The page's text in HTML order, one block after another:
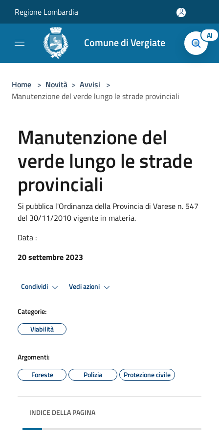
Regione Lombardia
Comune di Vergiate AI
Home > Novità > Avvisi >
Manutenzione del verde lungo le strade provinciali
Manutenzione del
verde lungo le strade
provinciali
Si pubblica l'Ordinanza della Provincia di Varese n. 547
del 30/11/2010 vigente in materia.
Data :
20 settembre 2023
Condividi Vedi azioni
Categorie:
Viabilità
Argomenti:
Foreste
Polizia Protezione civile
INDICE DELLA PAGINA